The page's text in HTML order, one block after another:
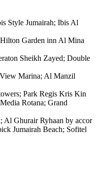
Style Jumairah; Ibis Al
Garden inn Al Mina
Sheikh Zayed; Double
Marina; Al Manzil
Park Regis Kris Kin
Rotana; Grand
Al Ghurair Ryhaan by accor
Jumairah Beach; Sofitel